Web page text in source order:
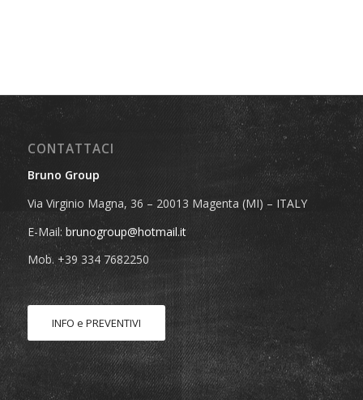
CONTATTACI
Bruno Group
Via Virginio Magna, 36 – 20013 Magenta (MI) – ITALY
E-Mail: brunogroup@hotmail.it
Mob. +39 334 7682250
INFO e PREVENTIVI